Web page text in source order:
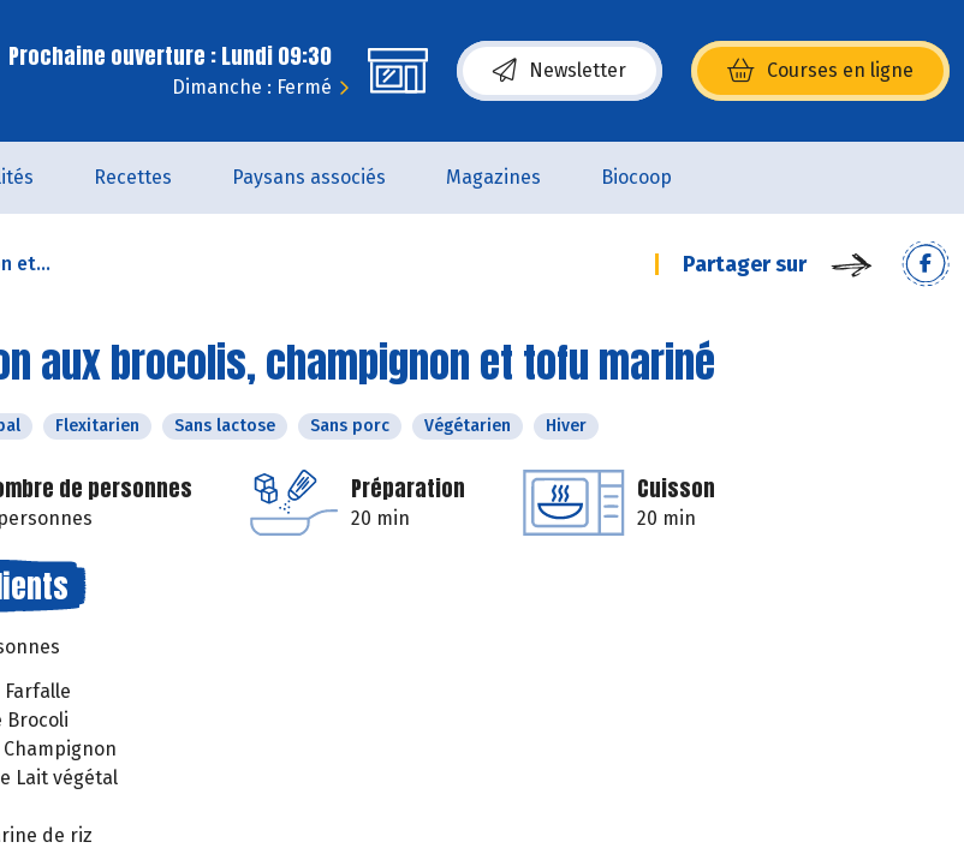
Prochaine ouverture : Lundi 09:30
Dimanche : Fermé
Newsletter Courses en ligne
(s’ouvre dans une nouvelle fenêtre)
Recettes Paysans associés Magazines Biocoop
et... Partager sur
aux brocolis, champignon et tofu mariné
Flexitarien Sans lactose Sans porc Végétarien Hiver
de personnes Préparation
20 min
Cuisson
20 min
Farfalle
Brocoli
Champignon
Lait végétal
de riz